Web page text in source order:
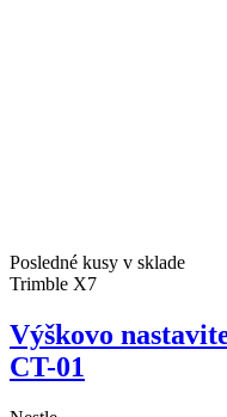
Posledné kusy v sklade
Trimble X7
Výškovo
CT-01